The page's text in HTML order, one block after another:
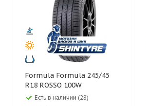
Formula Formula 245/45
R18 ROSSO 100W
Есть в наличии (28)